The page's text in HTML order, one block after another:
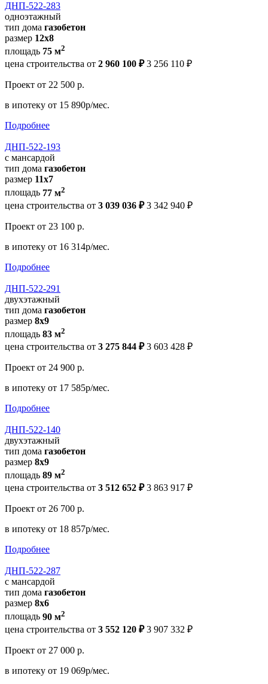
ДНП-522-283
одноэтажный
тип дома газобетон
размер 12x8
площадь 75 м2
цена строительства от 2 960 100 ₽ 3 256 110 ₽
Проект от 22 500 р.
в ипотеку от 15 890р/мес.
Подробнее
ДНП-522-193
с мансардой
тип дома газобетон
размер 11х7
площадь 77 м2
цена строительства от 3 039 036 ₽ 3 342 940 ₽
Проект от 23 100 р.
в ипотеку от 16 314р/мес.
Подробнее
ДНП-522-291
двухэтажный
тип дома газобетон
размер 8x9
площадь 83 м2
цена строительства от 3 275 844 ₽ 3 603 428 ₽
Проект от 24 900 р.
в ипотеку от 17 585р/мес.
Подробнее
ДНП-522-140
двухэтажный
тип дома газобетон
размер 8х9
площадь 89 м2
цена строительства от 3 512 652 ₽ 3 863 917 ₽
Проект от 26 700 р.
в ипотеку от 18 857р/мес.
Подробнее
ДНП-522-287
с мансардой
тип дома газобетон
размер 8x6
площадь 90 м2
цена строительства от 3 552 120 ₽ 3 907 332 ₽
Проект от 27 000 р.
в ипотеку от 19 069р/мес.